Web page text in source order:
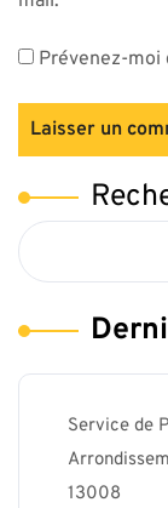
Prévenez-moi
Service de
13008